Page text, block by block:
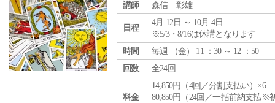
講師 森信 彰雄
日程
4月 12日 ～ 10月 4日
※5/3・8/16は休講となります
時間
毎週 （金） 11 ：30 ～ 12 ：50
回数
全24回
料金
14,850円（4回／分割支払い）×6
80,850円（24回／一括前納支払※